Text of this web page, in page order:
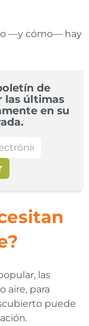
—y cómo— hay
de
las últimas
en su
las
aire, para
puede